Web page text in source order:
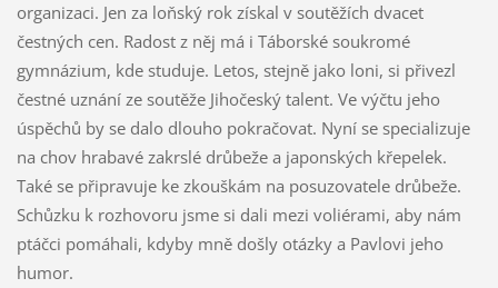
organizaci. Jen za loňský rok získal v soutěžích dvacet
čestných cen. Radost z něj má i Táborské soukromé
gymnázium, kde studuje. Letos, stejně jako loni, si přivezl
čestné uznání ze soutěže Jihočeský talent. Ve výčtu jeho
úspěchů by se dalo dlouho pokračovat. Nyní se specializuje
na chov hrabavé zakrslé drůbeže a japonských křepelek.
Také se připravuje ke zkouškám na posuzovatele drůbeže.
Schůzku k rozhovoru jsme si dali mezi voliérami, aby nám
ptáčci pomáhali, kdyby mně došly otázky a Pavlovi jeho
humor.